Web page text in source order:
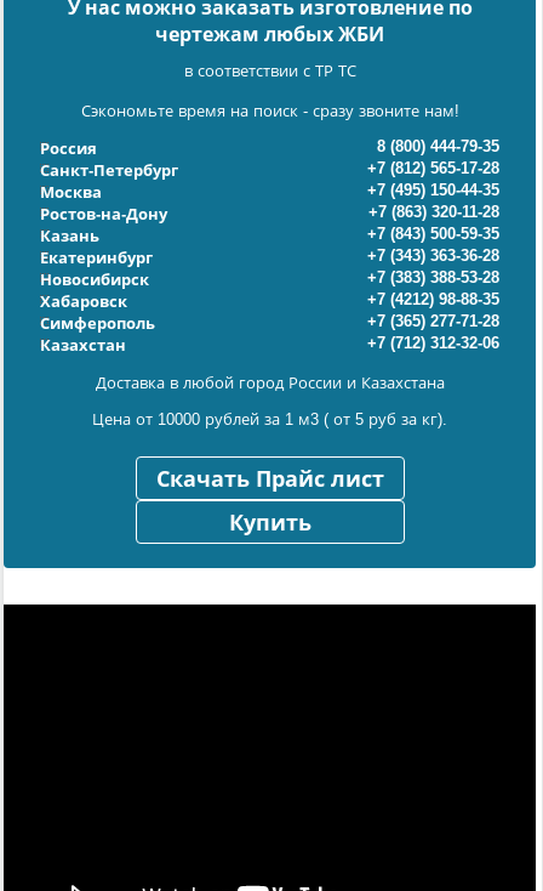
У нас можно заказать изготовление по
чертежам любых ЖБИ
в соответствии с ТР ТС
Сэкономьте время на поиск - сразу звоните нам!
Россия
8 (800) 444-79-35
Санкт-Петербург
+7 (812) 565-17-28
Москва
+7 (495) 150-44-35
Ростов-на-Дону
+7 (863) 320-11-28
Казань
+7 (843) 500-59-35
Екатеринбург
+7 (343) 363-36-28
Новосибирск
+7 (383) 388-53-28
Хабаровск
+7 (4212) 98-88-35
Симферополь
+7 (365) 277-71-28
Казахстан
+7 (712) 312-32-06
Доставка в любой город России и Казахстана
Цена от 10000 рублей за 1 м3 ( от 5 руб за кг).
Скачать Прайс лист
Купить